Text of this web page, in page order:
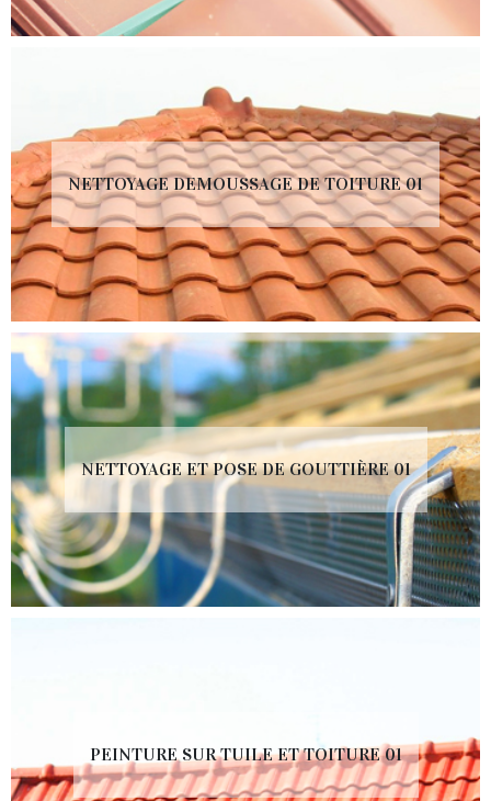
NETTOYAGE DEMOUSSAGE DE TOITURE 01
NETTOYAGE ET POSE DE GOUTTIÈRE 01
PEINTURE SUR TUILE ET TOITURE 01